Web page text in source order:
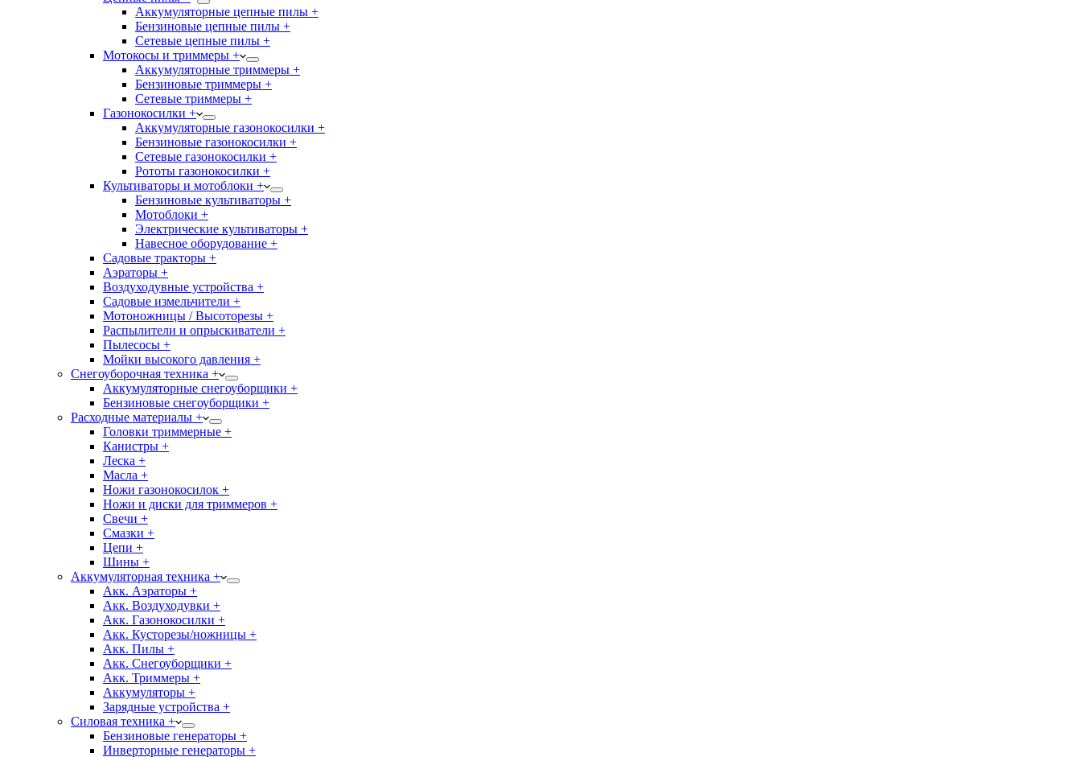
Аккумуляторные цепные пилы +
Бензиновые цепные пилы +
Сетевые цепные пилы +
Мотокосы и триммеры +
Аккумуляторные триммеры +
Бензиновые триммеры +
Сетевые триммеры +
Газонокосилки +
Аккумуляторные газонокосилки +
Бензиновые газонокосилки +
Сетевые газонокосилки +
Рототы газонокосилки +
Культиваторы и мотоблоки +
Бензиновые культиваторы +
Мотоблоки +
Электрические культиваторы +
Навесное оборудование +
Садовые тракторы +
Аэраторы +
Воздуходувные устройства +
Садовые измельчители +
Мотоножницы / Высоторезы +
Распылители и опрыскиватели +
Пылесосы +
Мойки высокого давления +
Снегоуборочная техника +
Аккумуляторные снегоуборщики +
Бензиновые снегоуборщики +
Расходные материалы +
Головки триммерные +
Канистры +
Леска +
Масла +
Ножи газонокосилок +
Ножи и диски для триммеров +
Свечи +
Смазки +
Цепи +
Шины +
Аккумуляторная техника +
Акк. Аэраторы +
Акк. Воздуходувки +
Акк. Газонокосилки +
Акк. Кусторезы/ножницы +
Акк. Пилы +
Акк. Снегоуборщики +
Акк. Триммеры +
Аккумуляторы +
Зарядные устройства +
Силовая техника +
Бензиновые генераторы +
Инверторные генераторы +